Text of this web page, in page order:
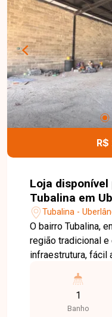
armários, fogão e
de garagem. O
incluso na
praticidade no
condomínio
e comodidade,
espaços gourmet,
caminhada,
cada bloco,
e qualidade de vida
excelente
condomínio com
contato e agende
Loja
Tubalina em
Tubalina -
O bairro Tubalina,
região tradicional
infraestrutura, fácil
consumidores. A
proximidade a
escolas,
1
Banho